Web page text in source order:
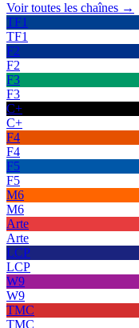
Voir toutes les chaînes →
TF1
TF1
F2
F2
F3
F3
C+
C+
F4
F4
F5
F5
M6
M6
Arte
Arte
LCP
LCP
W9
W9
TMC
TMC